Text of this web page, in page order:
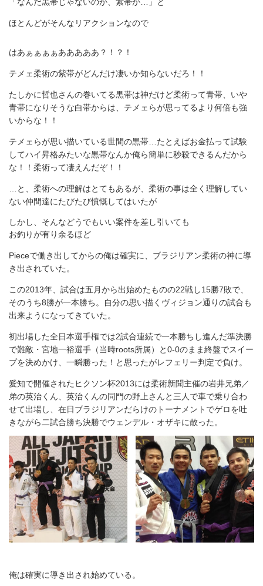
「なんだ黒帯じゃないのか、紫帯か…」と
ほとんどがそんなリアクションなので
はあぁぁぁぁあああああ？！？！
テメェ柔術の紫帯がどんだけ凄いか知らないだろ！！
たしかに哲也さんの巻いてる黒帯は神だけど柔術って青帯、いや
青帯になりそうな白帯からは、テメェらが思ってるより何倍も強
いからな！！
テメェらが思い描いている世間の黒帯…たとえばお金払って試験
してハイ昇格みたいな黒帯なんか俺ら簡単に秒殺できるんだから
な！！柔術って凄えんだぞ！！
…と、柔術への理解はとてもあるが、柔術の事は全く理解してい
ない仲間達にたびたび憤慨してはいたが
しかし、そんなどうでもいい案件を差し引いても
お釣りが有り余るほど
Pieceで働き出してからの俺は確実に、ブラジリアン柔術の神に導
き出されていた。
この2013年、試合は五月から出始めたものの22戦し15勝7敗で、
そのうち8勝が一本勝ち。自分の思い描くヴィジョン通りの試合も
出来ようになってきていた。
初出場した全日本選手権では2試合連続で一本勝ちし進んだ準決勝
で難敵・宮地一裕選手（当時roots所属）と0-0のまま終盤でスイー
プを決めかけ、一瞬勝った！と思ったがレフェリー判定で負け。
愛知で開催されたヒクソン杯2013には柔術新聞主催の岩井兄弟／
弟の英治くん、英治くんの同門の野上さんと三人で車で乗り合わ
せて出場し、在日ブラジリアンだらけのトーナメントでゲロを吐
きながら二試合勝ち決勝でウェンデル・オザキに散った。
俺は確実に導き出され始めている。